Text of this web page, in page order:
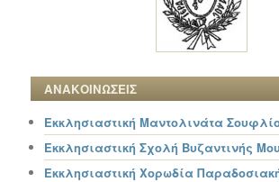
ΑΝΑΚΟΙΝΩΣΕΙΣ
Εκκλησιαστική Μαντολινάτα
Εκκλησιαστική Σχολή Βυζαντινής
Εκκλησιαστική Χορωδία